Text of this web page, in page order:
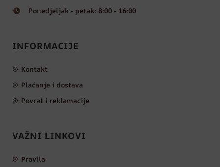
Ponedjeljak - petak: 8:00 - 16:00
INFORMACIJE
Kontakt
Plaćanje i dostava
Povrat i reklamacije
VAŽNI LINKOVI
Pravila